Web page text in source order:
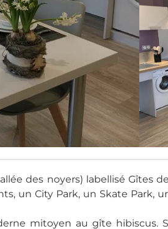
des noyers) labellisé Gîtes
un City Park, un Skate Park,
mitoyen au gîte hibiscus.